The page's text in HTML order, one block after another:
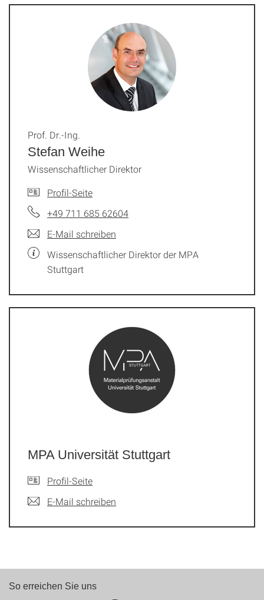
Stefan Weihe
Prof. Dr.-Ing.
Wissenschaftlicher Direktor
Profil-Seite
+49 711 685 62604
E-Mail schreiben
Wissenschaftlicher Direktor der MPA
Stuttgart
MPA Universität Stuttgart
Profil-Seite
E-Mail schreiben
So erreichen Sie uns